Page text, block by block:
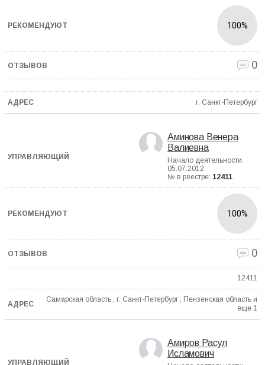
100%
0
г. Санкт-Петербург
Аминова Венера
Валиевна
Начало деятельности:
05.07.2012
№ в реестре: 12411
100%
0
12411
Самарская область , г. Санкт-Петербург , Пензенская область и
еще 1
Амиров Расул
Исламович